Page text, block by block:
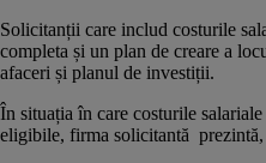
Solicitanții care includ costurile
completa și un plan de creare a
afaceri și planul de investiții.
În situația în care costurile
eligibile, firma solicitantă